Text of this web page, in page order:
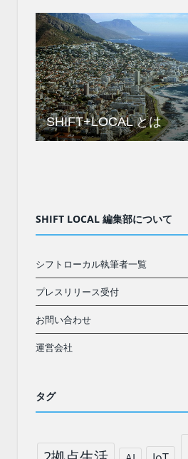
SHIFT+LOCAL とは
SHIFT LOCAL 編集部について
シフトローカル執筆者一覧
プレスリリース受付
お問い合わせ
運営会社
タグ